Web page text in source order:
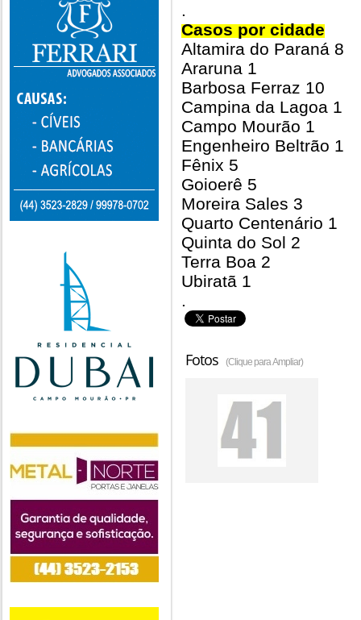
.
Casos por cidade
Altamira do Paraná 8
Araruna 1
Barbosa Ferraz 10
Campina da Lagoa 1
Campo Mourão 1
Engenheiro Beltrão 1
Fênix 5
Goioerê 5
Moreira Sales 3
Quarto Centenário 1
Quinta do Sol 2
Terra Boa 2
Ubiratã 1
.
Fotos (Clique para Ampliar)